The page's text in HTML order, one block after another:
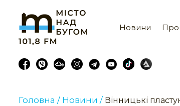
Новини
Головна / Новини / Вінницькі